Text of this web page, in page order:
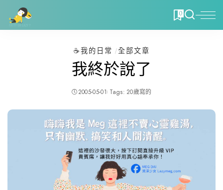
0
☕️我的日常 全部文章
我終於說了
2005-05-01 Tags: 20歲寫的